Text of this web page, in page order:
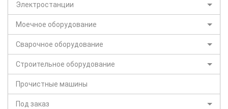
Электростанции
Моечное оборудование
Сварочное оборудование
Строительное оборудование
Прочистные машины
Под заказ